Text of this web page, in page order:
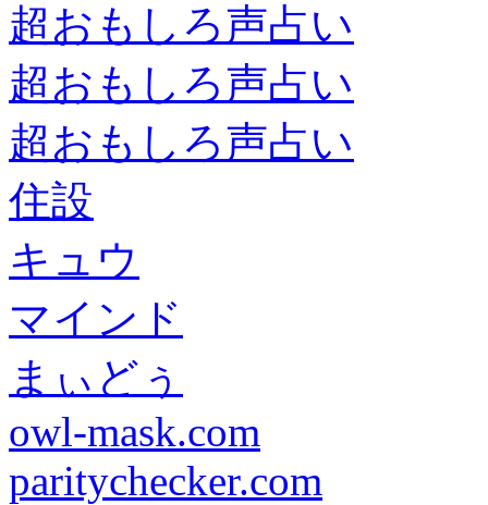
超おもしろ声占い
超おもしろ声占い
超おもしろ声占い
住設
キュウ
マインド
まぃどぅ
owl-mask.com
paritychecker.com